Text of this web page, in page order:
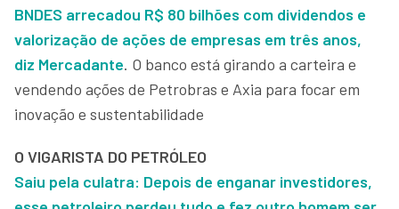
BNDES arrecadou R$ 80 bilhões com dividendos e
valorização de ações de empresas em três anos,
diz Mercadante. O banco está girando a carteira e
vendendo ações de Petrobras e Axia para focar em
inovação e sustentabilidade
O VIGARISTA DO PETRÓLEO
Saiu pela culatra: Depois de enganar investidores,